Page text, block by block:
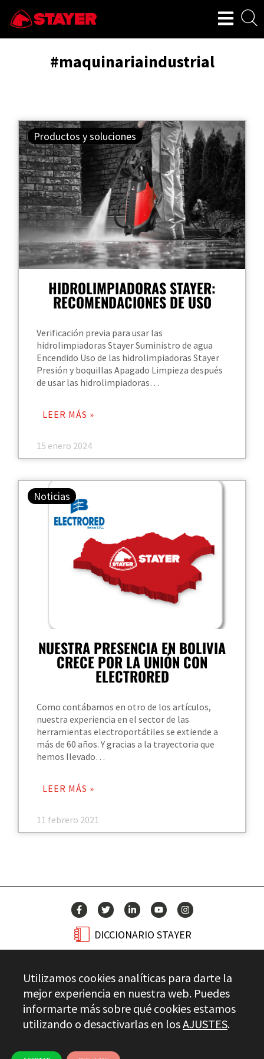
#maquinariaindustrial
Productos y soluciones
HIDROLIMPIADORAS STAYER:
RECOMENDACIONES DE USO
Verificación previa para usar las
hidrolimpiadoras Stayer Suministro de agua
Encendido Uso de las hidrolimpiadoras Stayer
Presión y boquillas Apagado Limpieza después
de usar las hidrolimpiadoras…
LEER MÁS »
15 enero 2024
Noticias
NUESTRA PRESENCIA EN BOLIVIA
CRECE POR LA UNIÓN CON
ELECTRORED
Como contábamos en otro de los artículos,
nuestra experiencia en el sector de las
herramientas electroportátiles se extiende a
más de 60 años. Y gracias a la trayectoria que
hemos llevado…
LEER MÁS »
11 febrero 2021
DICCIONARIO STAYER
CONTACTO
Stayer.es © 2026
Utilizamos cookies analíticas para darte la
mejor experiencia en nuestra web. Puedes
informarte más sobre qué cookies estamos
utilizando o desactivarlas en losAJUSTES.